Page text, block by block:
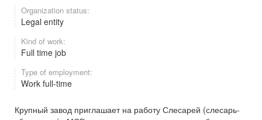
Organization status:
Legal entity
Kind of work:
Full time job
Type of employment:
Work full-time
Крупный завод приглашает на работу Слесарей (слесарь-